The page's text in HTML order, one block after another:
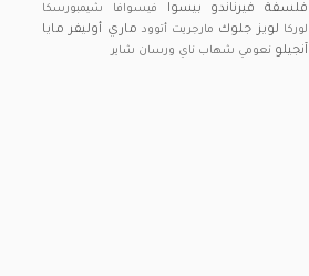
فلسفة فيرناندو بيسوا
فيسوافا شيمبورسكا
لوركا لويز جلوك مارجريت أتوود ماري أوليفر مايا
آنجيلو نعومي شهاب ناي ورسان شاير